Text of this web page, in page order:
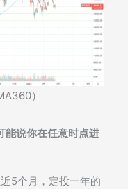
）
能说你在任意时点进
5个月，定投一年的